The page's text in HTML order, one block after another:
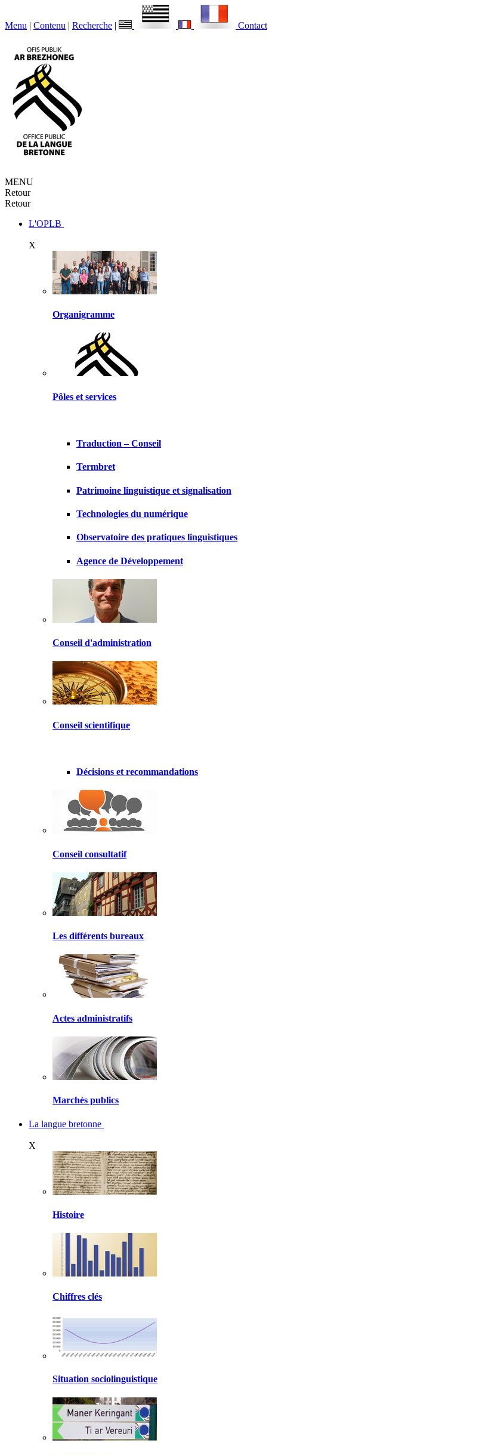
Menu | Contenu | Recherche | Contact
MENU
Retour
Retour
L'OPLB
X
Organigramme
Pôles et services
Traduction – Conseil
Termbret
Patrimoine linguistique et signalisation
Technologies du numérique
Observatoire des pratiques linguistiques
Agence de Développement
Conseil d'administration
Conseil scientifique
Décisions et recommandations
Conseil consultatif
Les différents bureaux
Actes administratifs
Marchés publics
La langue bretonne
X
Histoire
Chiffres clés
Situation sociolinguistique